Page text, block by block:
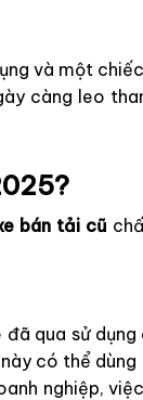
và một
càng leo
bán tải cũ
qua sử
có thể
nghiệp,